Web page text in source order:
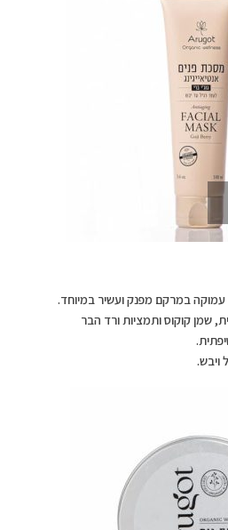
עמוקה במרקם מפנק ועשיר במיוחד.
שמן קוקוס ותמציות ורד הבר
ויבש.